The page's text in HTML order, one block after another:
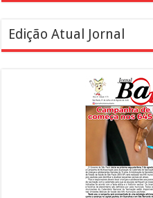
Edição Atual Jornal